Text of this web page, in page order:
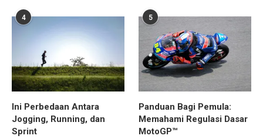
4
Ini Perbedaan Antara
Jogging, Running, dan
Sprint
5
Panduan Bagi Pemula:
Memahami Regulasi Dasar
MotoGP™